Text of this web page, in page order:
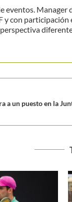
eventos. Manager
y con participación
perspectiva
a un puesto en la